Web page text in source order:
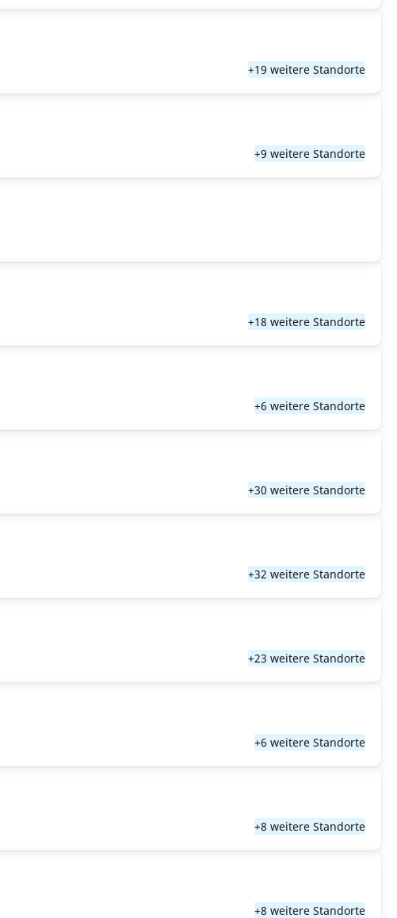
+19 weitere Standorte
+9 weitere Standorte
+18 weitere Standorte
+6 weitere Standorte
+30 weitere Standorte
+32 weitere Standorte
+23 weitere Standorte
+6 weitere Standorte
+8 weitere Standorte
+8 weitere Standorte